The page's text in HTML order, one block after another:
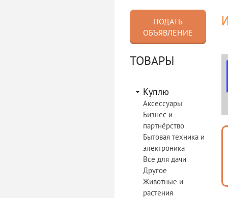
Услуги
ПОДАТЬ
ОБЪЯВЛЕНИЕ
ТОВАРЫ
Куплю
Аксессуары
Бизнес и
партнёрство
Бытовая техника и
электроника
Все для дачи
Другое
Животные и
растения